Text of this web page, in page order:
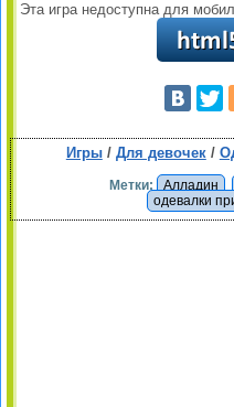
Эта игра недоступна для
Игры/ Для девочек/
Метки: Алладин
одевалки